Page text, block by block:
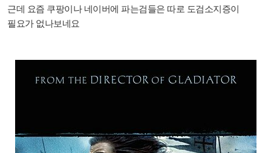
근데 요즘 쿠팡이나 네이버에 파는검들은 따로 도검소지증이
필요가 없나보네요